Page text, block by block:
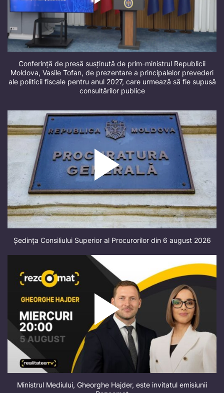
Conferință de presă susținută de prim-ministrul Republicii
Moldova, Vasile Tofan, de prezentare a principalelor prevederi
ale politicii fiscale pentru anul 2027, care urmează să fie supusă
consultărilor publice
Ședința Consiliului Superior al Procurorilor din 6 august 2026
Ministrul Mediului, Gheorghe Hajder, este invitatul emisiunii